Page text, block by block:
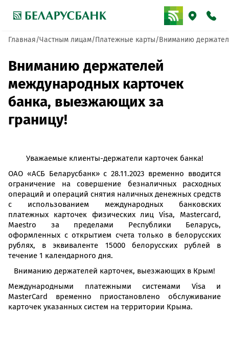
Главная Частным лицам Платежные карты Вниманию
Вниманию держателей
международных карточек
банка, выезжающих за
границу!
Уважаемые клиенты-держатели карточек банка!
ОАО «АСБ Беларусбанк» с 28.11.2023 временно вводится
ограничение на совершение безналичных расходных
операций и операций снятия наличных денежных средств
с использованием международных банковских
платежных карточек физических лиц Visa, Mastercard,
Maestro за пределами Республики Беларусь,
оформленных с открытием счета только в белорусских
рублях, в эквиваленте 15000 белорусских рублей в
течение 1 календарного дня.
Вниманию держателей карточек, выезжающих в Крым!
Международными платежными системами Visa и
MasterCard временно приостановлено обслуживание
карточек указанных систем на территории Крыма.